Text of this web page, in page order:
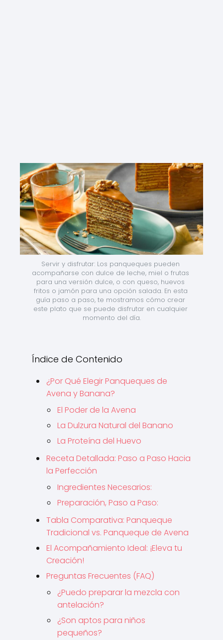
Servir y disfrutar: Los panqueques pueden
acompañarse con dulce de leche, miel o frutas
para una versión dulce, o con queso, huevos
fritos o jamón para una opción salada. En esta
guía paso a paso, te mostramos cómo crear
este plato que se puede disfrutar en cualquier
momento del día.
Índice de Contenido
¿Por Qué Elegir Panqueques de
Avena y Banana?
El Poder de la Avena
La Dulzura Natural del Banano
La Proteína del Huevo
Receta Detallada: Paso a Paso Hacia
la Perfección
Ingredientes Necesarios:
Preparación, Paso a Paso:
Tabla Comparativa: Panqueque
Tradicional vs. Panqueque de Avena
El Acompañamiento Ideal: ¡Eleva tu
Creación!
Preguntas Frecuentes (FAQ)
¿Puedo preparar la mezcla con
antelación?
¿Son aptos para niños
pequeños?